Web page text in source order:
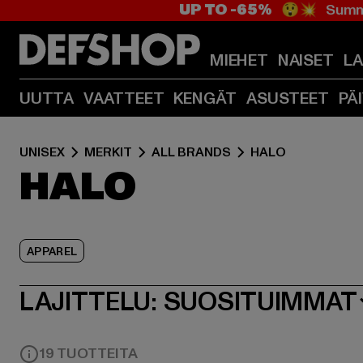
UP TO -65% 😲💥
MIEHET NAISET
UUTTA VAATTEET KENGÄT ASUSTEET
UNISEX MERKIT ALL BRANDS HALO
HALO
APPAREL
LAJITTELU: SUOSITUIMMAT
19 TUOTTEITA